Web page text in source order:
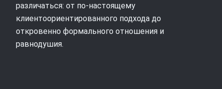
различаться: от по‑настоящему
клиентоориентированного подхода до
откровенно формального отношения и
равнодушия.